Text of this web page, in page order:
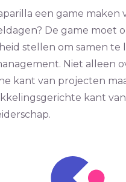
een game maken
De game moet
stellen om samen te
Niet alleen
kant van projecten
kant